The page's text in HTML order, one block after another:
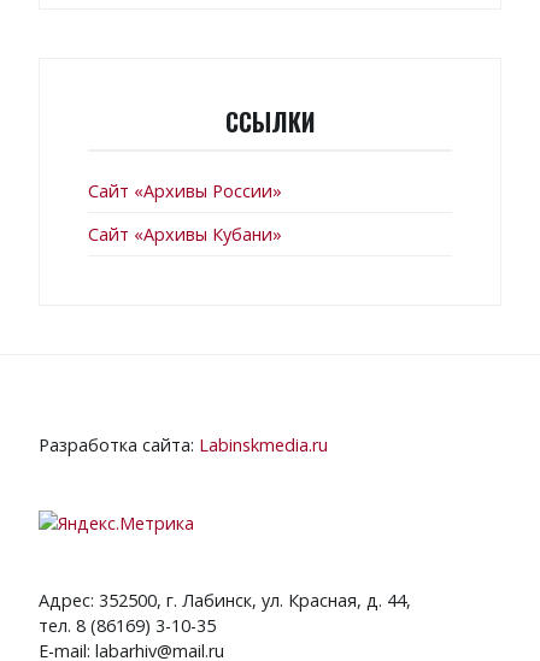
ССЫЛКИ
Сайт «Архивы России»
Сайт «Архивы Кубани»
Разработка сайта: Labinskmedia.ru
Адрес: 352500, г. Лабинск, ул. Красная, д. 44,
тел. 8 (86169) 3-10-35
E-mail: labarhiv@mail.ru